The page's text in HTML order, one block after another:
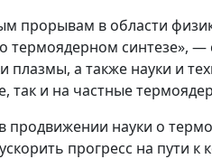
прорывам в области
термоядерном синтезе»,
а также науки и
так и на частные
продвижении науки о
прогресс на пути к